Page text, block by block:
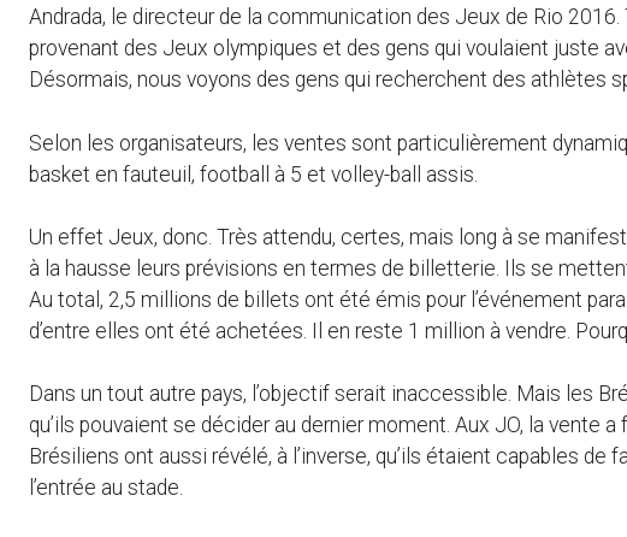
Andrada, le directeur de la communication des Jeux de Rio 2016.
provenant des Jeux olympiques et des gens qui voulaient juste
Désormais, nous voyons des gens qui recherchent des athlètes
Selon les organisateurs, les ventes sont particulièrement
basket en fauteuil, football à 5 et volley-ball assis.
Un effet Jeux, donc. Très attendu, certes, mais long à se
à la hausse leurs prévisions en termes de billetterie. Ils se
Au total, 2,5 millions de billets ont été émis pour l’événement
d’entre elles ont été achetées. Il en reste 1 million à vendre.
Dans un tout autre pays, l’objectif serait inaccessible. Mais les
qu’ils pouvaient se décider au dernier moment. Aux JO, la vente
Brésiliens ont aussi révélé, à l’inverse, qu’ils étaient capables
l’entrée au stade.